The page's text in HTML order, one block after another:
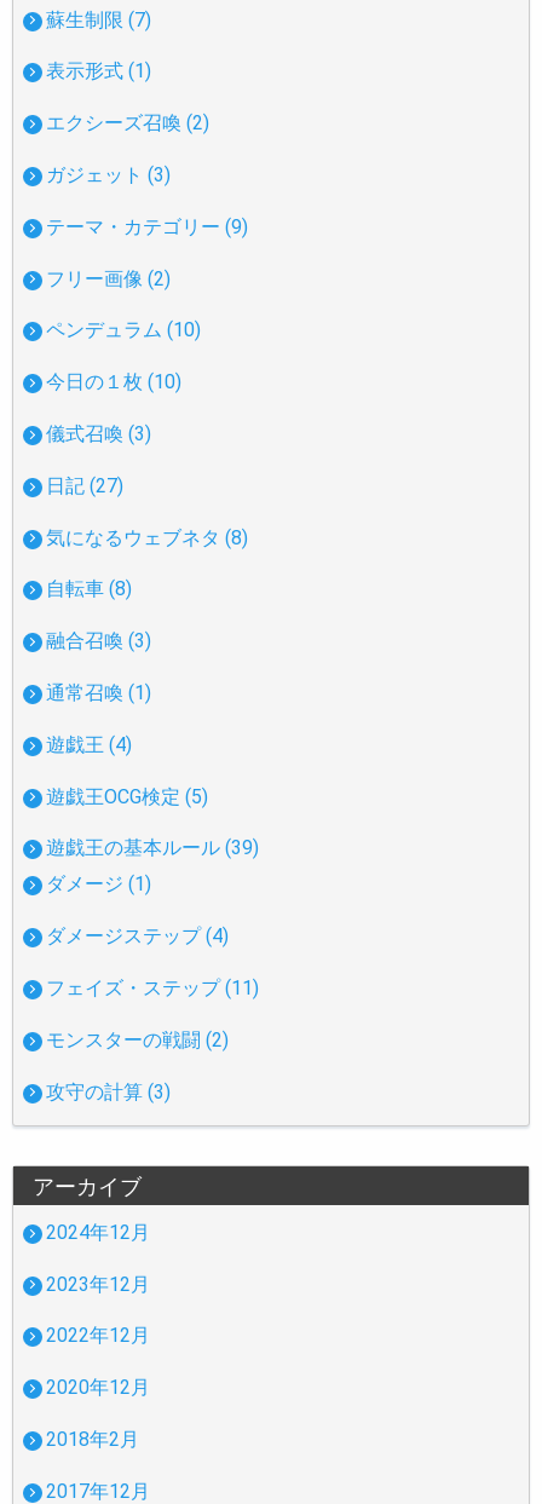
蘇生制限 (7)
表示形式 (1)
エクシーズ召喚 (2)
ガジェット (3)
テーマ・カテゴリー (9)
フリー画像 (2)
ペンデュラム (10)
今日の１枚 (10)
儀式召喚 (3)
日記 (27)
気になるウェブネタ (8)
自転車 (8)
融合召喚 (3)
通常召喚 (1)
遊戯王 (4)
遊戯王OCG検定 (5)
遊戯王の基本ルール (39)
ダメージ (1)
ダメージステップ (4)
フェイズ・ステップ (11)
モンスターの戦闘 (2)
攻守の計算 (3)
アーカイブ
2024年12月
2023年12月
2022年12月
2020年12月
2018年2月
2017年12月